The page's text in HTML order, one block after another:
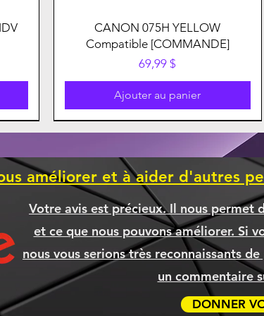
CANON 075H YELLOW
Compatible [COMMANDE]
Prix
69,99 $
Ajouter au panier
améliorer et à aider d'autres
Votre avis est précieux. Il nous permet
et ce que nous pouvons améliorer. Si
nous vous serions très reconnaissants
un commentaire
DONNER